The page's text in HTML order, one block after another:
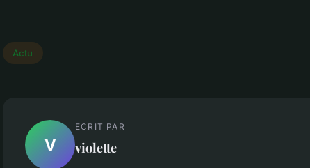
Actu
V
ECRIT PAR
violette